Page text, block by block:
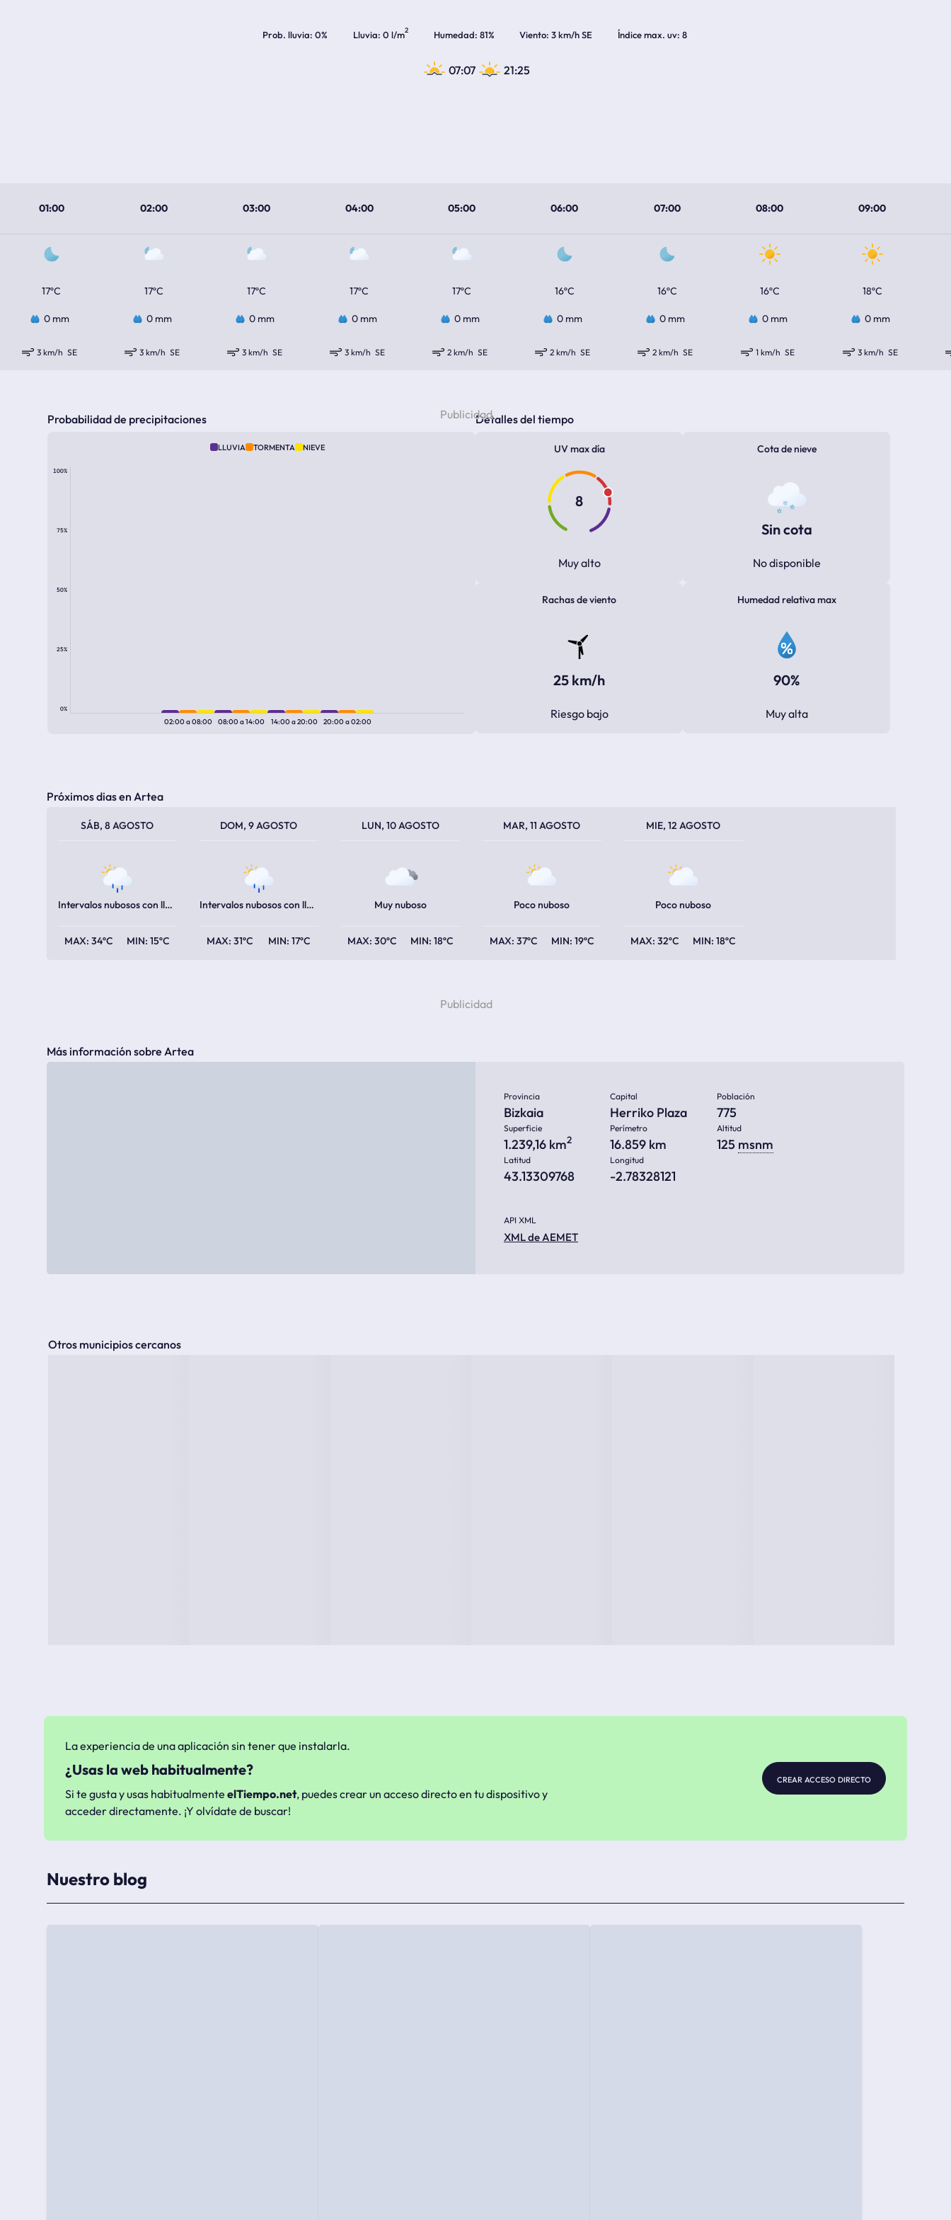
Prob. lluvia 0% Lluvia 0 l/m2 Humedad 81% Viento 3 km/h SE Índice max. uv 8
07:07 21:25
01:00 02:00 03:00 04:00 05:00 06:00 07:00 08:00 09:00
17ºC 17ºC 17ºC 17ºC 17ºC 16ºC 16ºC 16ºC 18ºC
0 mm 0 mm 0 mm 0 mm 0 mm 0 mm 0 mm 0 mm 0 mm
3 km/h SE 3 km/h SE 3 km/h SE 3 km/h SE 2 km/h SE 2 km/h SE 2 km/h SE 1 km/h SE 3 km/h SE
Probabilidad de precipitaciones
LLUVIA TORMENTA NIEVE
100%
75%
50%
25%
0%
02:00a08:00 08:00a14:00 14:00a20:00 20:00a02:00
Detalles del tiempo
UV max día
8
Muy alto
Cota de nieve
Sin cota
No disponible
Rachas de viento
25 km/h
Riesgo bajo
Humedad relativa max
90%
Muy alta
Próximos dias en Artea
SÁB, 8 AGOSTO
Intervalos nubosos con lluvia escasa
34ºC 15ºC
DOM, 9 AGOSTO
Intervalos nubosos con lluvia escasa
31ºC 17ºC
LUN, 10 AGOSTO
Muy nuboso
30ºC 18ºC
MAR, 11 AGOSTO
Poco nuboso
37ºC 19ºC
MIE, 12 AGOSTO
Poco nuboso
32ºC 18ºC
Más información sobre Artea
Provincia
Bizkaia
Capital
Herriko Plaza
Población
775
Superficie
1.239,16 km2
Perímetro
16.859 km
Altitud
125 msnm
Latitud
43.13309768
Longitud
-2.78328121
API XML
XML de AEMET
Otros municipios cercanos
La experiencia de una aplicación sin tener que instalarla.
¿Usas la web habitualmente?
Si te gusta y usas habitualmente elTiempo.net, puedes crear un acceso directo en tu dispositivo y
acceder directamente. ¡Y olvídate de buscar!
crear acceso directo
Nuestro blog